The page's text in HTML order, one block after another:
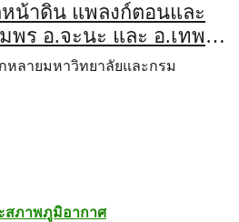
หน้าดิน แพลงก์ตอนและ
พร อ.จะนะ และ อ.เทพา
“Rainbow Warrior Ship
หลายมหาวิทยาลัยและกรม
สภาพภูมิอากาศ